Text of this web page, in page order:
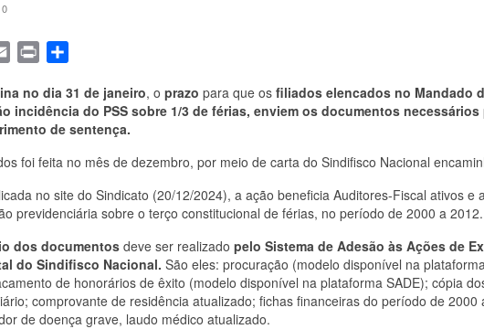
0
Email Print
no dia 31 de janeiro, o prazo para que os filiados elencados no Mandado
incidência do PSS sobre 1/3 de férias, enviem os documentos
de sentença.
foi feita no mês de dezembro, por meio de carta do Sindifisco Nacional
no site do Sindicato (20/12/2024), a ação beneficia Auditores-Fiscal ativos e
previdenciária sobre o terço constitucional de férias, no período de 2000 a 2012.
dos documentos deve ser realizado pelo Sistema de Adesão às Ações de
do Sindifisco Nacional. São eles: procuração (modelo disponível na
de honorários de êxito (modelo disponível na plataforma SADE); cópia
comprovante de residência atualizado; fichas financeiras do período de 2000
de doença grave, laudo médico atualizado.